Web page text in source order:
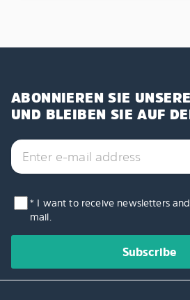
ABONNIEREN SIE
UND BLEIBEN SIE AUF
* I want to receive newsletters
mail.